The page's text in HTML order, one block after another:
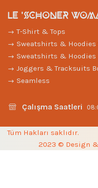
LE 'SCHONER
T-Shirt & Tops
Sweatshirts & Hoodies
Sweatshirts & Hoodies
Joggers & Tracksuits
Seamless
Çalışma Saatleri
Tüm Hakları saklıdır.
2023 © Design